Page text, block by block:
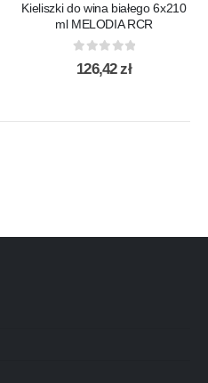
Kieliszki do wina białego 6x210
ml MELODIA RCR
out of 5
126,42zł